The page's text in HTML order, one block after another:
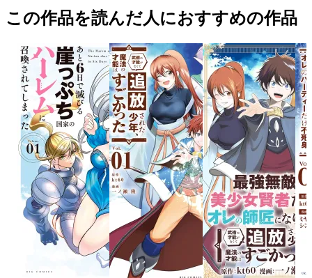
この作品を読んだ人におすすめの作品